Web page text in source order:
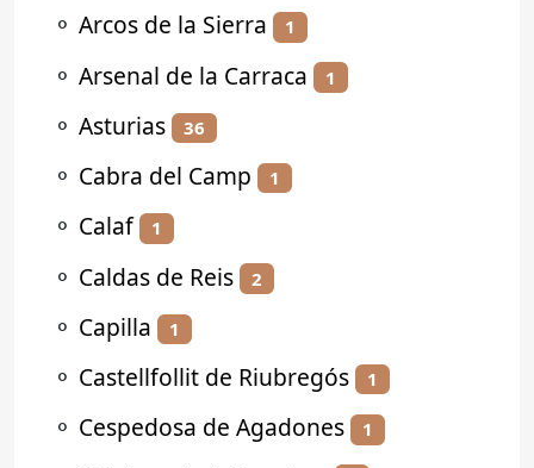
⚬ Arcos de la Sierra 1
⚬ Arsenal de la Carraca 1
⚬ Asturias 36
⚬ Cabra del Camp 1
⚬ Calaf 1
⚬ Caldas de Reis 2
⚬ Capilla 1
⚬ Castellfollit de Riubregós 1
⚬ Cespedosa de Agadones 1